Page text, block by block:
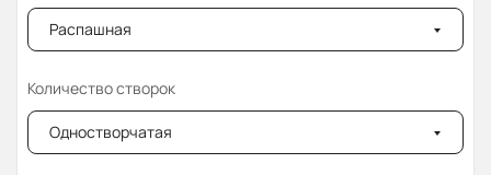
Распашная
Количество створок
Одностворчатая